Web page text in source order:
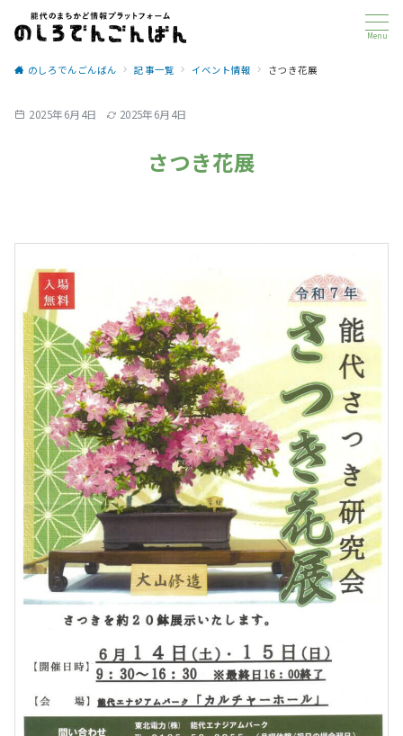
Menu
のしろでんごんばん 記事一覧 イベント情報 さつき花展
2025年6月4日 2025年6月4日
さつき花展